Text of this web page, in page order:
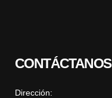
CONTÁCTANOS
Dirección: